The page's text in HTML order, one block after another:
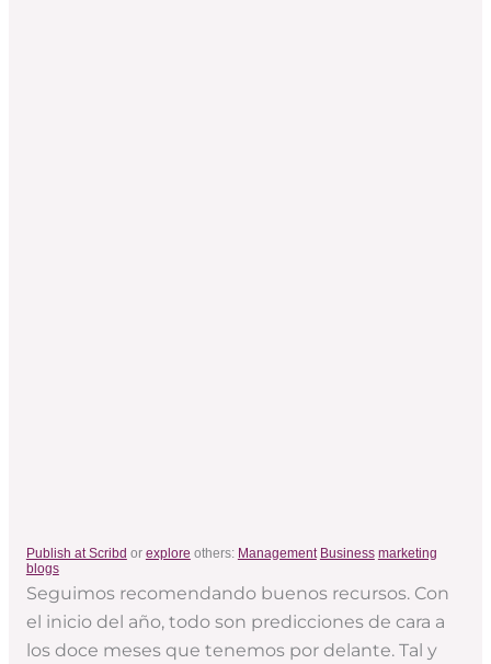
Publish at Scribd or explore others: Management Business marketing
blogs
Seguimos recomendando buenos recursos. Con
el inicio del año, todo son predicciones de cara a
los doce meses que tenemos por delante. Tal y